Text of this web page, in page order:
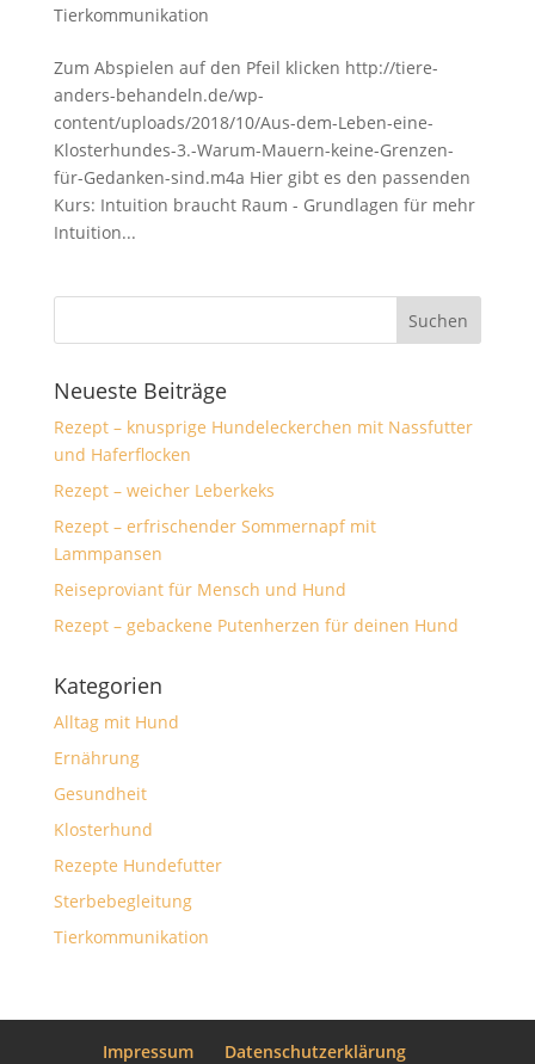
Tierkommunikation
Zum Abspielen auf den Pfeil klicken http://tiere-
anders-behandeln.de/wp-
content/uploads/2018/10/Aus-dem-Leben-eine-
Klosterhundes-3.-Warum-Mauern-keine-Grenzen-
für-Gedanken-sind.m4a Hier gibt es den passenden
Kurs: Intuition braucht Raum - Grundlagen für mehr
Intuition...
Neueste Beiträge
Rezept – knusprige Hundeleckerchen mit Nassfutter
und Haferflocken
Rezept – weicher Leberkeks
Rezept – erfrischender Sommernapf mit
Lammpansen
Reiseproviant für Mensch und Hund
Rezept – gebackene Putenherzen für deinen Hund
Kategorien
Alltag mit Hund
Ernährung
Gesundheit
Klosterhund
Rezepte Hundefutter
Sterbebegleitung
Tierkommunikation
Impressum Datenschutzerklärung